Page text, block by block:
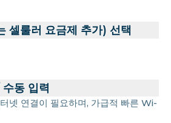
셀룰러 요금제 추가) 선택
동 입력
넷 연결이 필요하며, 가급적 빠른 Wi-